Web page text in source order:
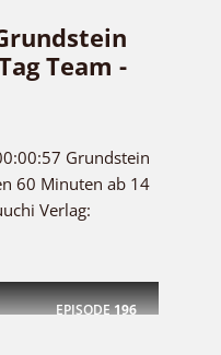
Team -
Grundstein
60 Minuten ab 14
Verlag:
EPISODE196